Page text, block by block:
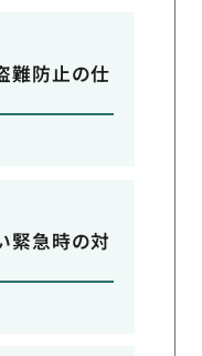
難防止の仕
緊急時の対